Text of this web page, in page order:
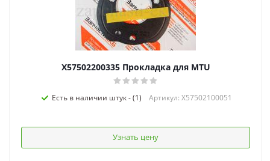
X57502200335 Прокладка для MTU
Есть в наличии штук - (1) Артикул: X57502100051
Узнать цену